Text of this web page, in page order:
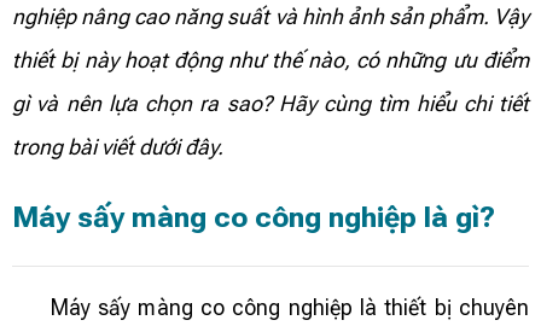
nghiệp nâng cao năng suất và hình ảnh sản phẩm. Vậy
thiết bị này hoạt động như thế nào, có những ưu điểm
gì và nên lựa chọn ra sao? Hãy cùng tìm hiểu chi tiết
trong bài viết dưới đây.
Máy sấy màng co công nghiệp là gì?
Máy sấy màng co công nghiệp là thiết bị chuyên